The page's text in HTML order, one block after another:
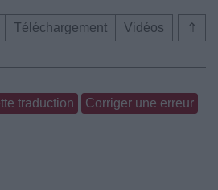
⇑
Téléchargement
Vidéos
traduction Corriger une erreur